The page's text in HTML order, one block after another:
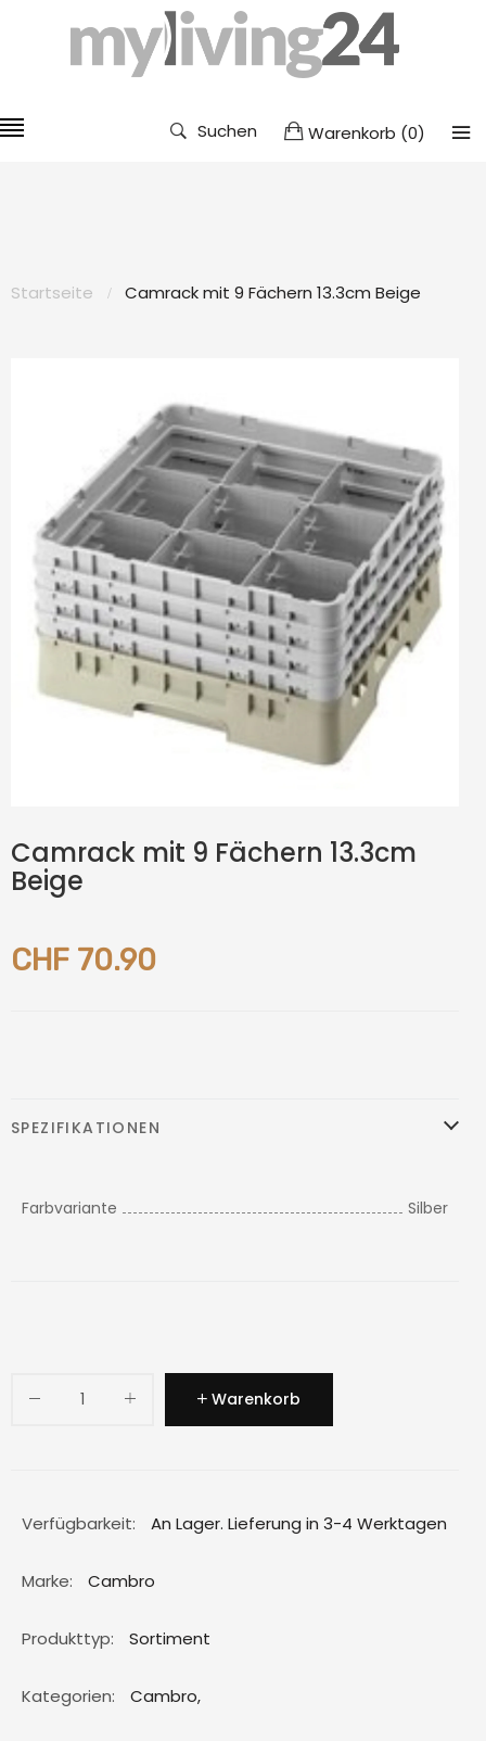
Suchen Warenkorb (0)
Startseite Camrack mit 9 Fächern 13.3cm Beige
Camrack mit 9 Fächern 13.3cm
Beige
CHF 70.90
SPEZIFIKATIONEN
Farbvariante Silber
Warenkorb
Verfügbarkeit: An Lager. Lieferung in 3-4 Werktagen
Marke: Cambro
Produkttyp: Sortiment
Kategorien: Cambro,